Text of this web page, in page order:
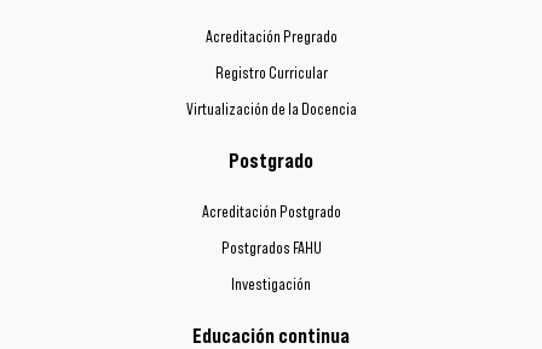
Acreditación Pregrado
Registro Curricular
Virtualización de la Docencia
Postgrado
Acreditación Postgrado
Postgrados FAHU
Investigación
Educación continua